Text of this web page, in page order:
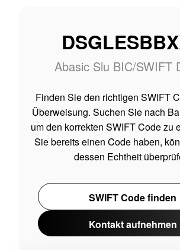
Abasic Slu BIC/SWIFT
Finden Sie den richtigen SWIFT
Überweisung. Suchen Sie nach
um den korrekten SWIFT Code zu
Sie bereits einen Code haben,
dessen Echtheit
SWIFT Code finden
Kontakt aufnehmen